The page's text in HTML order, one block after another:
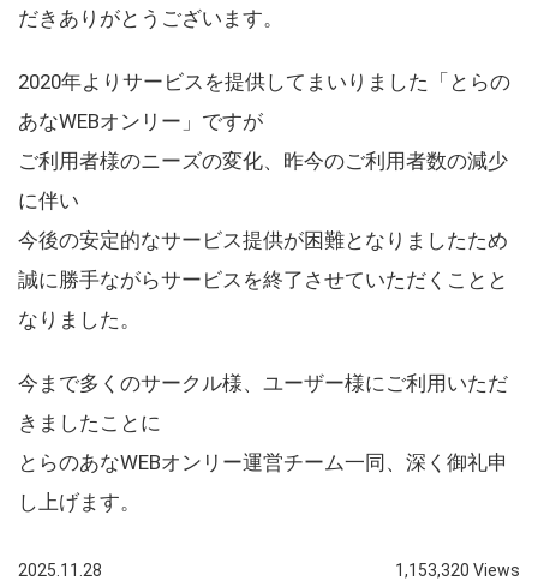
だきありがとうございます。
2020年よりサービスを提供してまいりました「とらの
あなWEBオンリー」ですが
ご利用者様のニーズの変化、昨今のご利用者数の減少
に伴い
今後の安定的なサービス提供が困難となりましたため
誠に勝手ながらサービスを終了させていただくことと
なりました。
今まで多くのサークル様、ユーザー様にご利用いただ
きましたことに
とらのあなWEBオンリー運営チーム一同、深く御礼申
し上げます。
2025.11.28 1,153,320 Views